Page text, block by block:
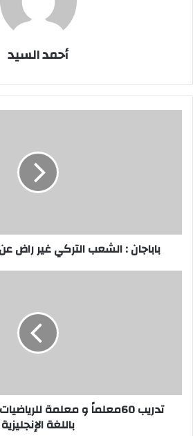
أحمد السيد
القضائية
باباجان : الشعب التركي غير راض
باللغة
الإنجليزية
تدريب 60معلماً و معلمة
باللغة الإنجليزية